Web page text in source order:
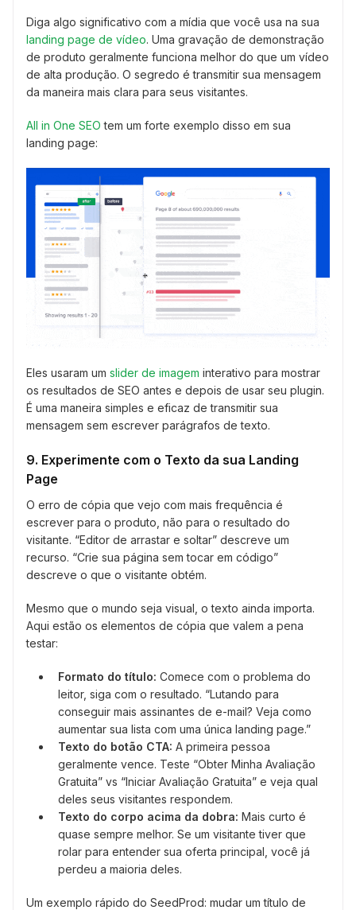
Diga algo significativo com a mídia que você usa na sua
landing page de vídeo. Uma gravação de demonstração
de produto geralmente funciona melhor do que um vídeo
de alta produção. O segredo é transmitir sua mensagem
da maneira mais clara para seus visitantes.
All in One SEO tem um forte exemplo disso em sua
landing page:
Eles usaram um slider de imagem interativo para mostrar
os resultados de SEO antes e depois de usar seu plugin.
É uma maneira simples e eficaz de transmitir sua
mensagem sem escrever parágrafos de texto.
9. Experimente com o Texto da sua Landing
Page
O erro de cópia que vejo com mais frequência é
escrever para o produto, não para o resultado do
visitante. “Editor de arrastar e soltar” descreve um
recurso. “Crie sua página sem tocar em código”
descreve o que o visitante obtém.
Mesmo que o mundo seja visual, o texto ainda importa.
Aqui estão os elementos de cópia que valem a pena
testar:
Formato do título: Comece com o problema do
leitor, siga com o resultado. “Lutando para
conseguir mais assinantes de e-mail? Veja como
aumentar sua lista com uma única landing page.”
Texto do botão CTA: A primeira pessoa
geralmente vence. Teste “Obter Minha Avaliação
Gratuita” vs “Iniciar Avaliação Gratuita” e veja qual
deles seus visitantes respondem.
Texto do corpo acima da dobra: Mais curto é
quase sempre melhor. Se um visitante tiver que
rolar para entender sua oferta principal, você já
perdeu a maioria deles.
Um exemplo rápido do SeedProd: mudar um título de